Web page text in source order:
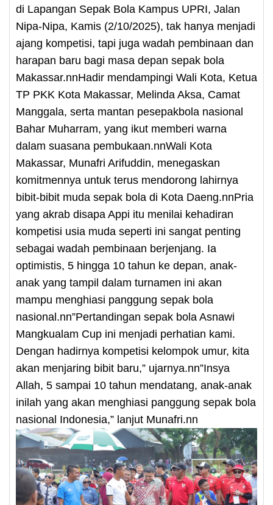
di Lapangan Sepak Bola Kampus UPRI, Jalan
Nipa-Nipa, Kamis (2/10/2025), tak hanya menjadi
ajang kompetisi, tapi juga wadah pembinaan dan
harapan baru bagi masa depan sepak bola
Makassar.nnHadir mendampingi Wali Kota, Ketua
TP PKK Kota Makassar, Melinda Aksa, Camat
Manggala, serta mantan pesepakbola nasional
Bahar Muharram, yang ikut memberi warna
dalam suasana pembukaan.nnWali Kota
Makassar, Munafri Arifuddin, menegaskan
komitmennya untuk terus mendorong lahirnya
bibit-bibit muda sepak bola di Kota Daeng.nnPria
yang akrab disapa Appi itu menilai kehadiran
kompetisi usia muda seperti ini sangat penting
sebagai wadah pembinaan berjenjang. Ia
optimistis, 5 hingga 10 tahun ke depan, anak-
anak yang tampil dalam turnamen ini akan
mampu menghiasi panggung sepak bola
nasional.nn”Pertandingan sepak bola Asnawi
Mangkualam Cup ini menjadi perhatian kami.
Dengan hadirnya kompetisi kelompok umur, kita
akan menjaring bibit baru,” ujarnya.nn”Insya
Allah, 5 sampai 10 tahun mendatang, anak-anak
inilah yang akan menghiasi panggung sepak bola
nasional Indonesia,” lanjut Munafri.nn